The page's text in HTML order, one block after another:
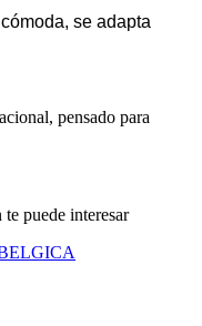
se adapta
pensado para